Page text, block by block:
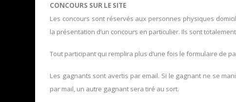
CONCOURS SUR LE SITE
Les concours sont réservés aux personnes physiques
la présentation d’un concours en particulier. Ils sont
Tout participant qui remplira plus d’une fois le formulaire de
Les gagnants sont avertis par email. Si le gagnant ne se
par mail, un autre gagnant sera tiré au sort.